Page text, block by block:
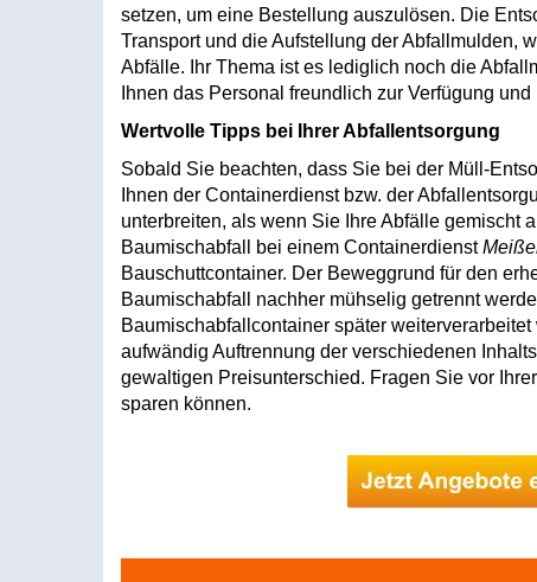
setzen, um eine Bestellung auszulösen. Die
Transport und die Aufstellung der Abfallmulden,
Abfälle. Ihr Thema ist es lediglich noch die
Ihnen das Personal freundlich zur Verfügung
Wertvolle Tipps bei Ihrer Abfallentsorgung
Sobald Sie beachten, dass Sie bei der Müll-
Ihnen der Containerdienst bzw. der
unterbreiten, als wenn Sie Ihre Abfälle gemischt
Baumischabfall bei einem Containerdienst
Bauschuttcontainer. Der Beweggrund für den
Baumischabfall nachher mühselig getrennt
Baumischabfallcontainer später
aufwändig Auftrennung der verschiedenen
gewaltigen Preisunterschied. Fragen Sie vor
sparen können.